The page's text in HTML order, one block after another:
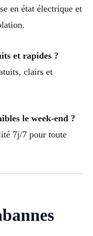
en état électrique et
et rapides ?
clairs et
le week-end ?
7j/7 pour toute